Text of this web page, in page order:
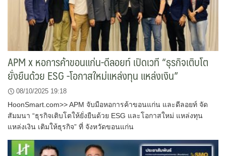
APM x หอการค้าขอนแก่น-ดีลอยท์ เปิดเวที “ธุรกิจเติบโต
ยั่งยืนด้วย ESG -โอกาสใหม่แหล่งทุน แหล่งเงิน”
08/10/2025 19:18
HoonSmart.com>> APM จับมือหอการค้าขอนแก่น และดีลอยท์ จัด
สัมมนา “ธุรกิจเติบโตให้ยั่งยืนด้วย ESG และโอกาสใหม่ แหล่งทุน
แหล่งเงิน เติมให้ธุรกิจ” ที่ จังหวัดขอนแก่น